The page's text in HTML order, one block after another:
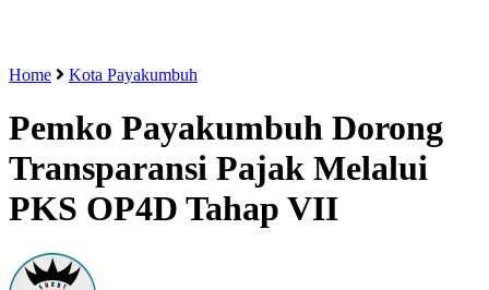
Home Kota Payakumbuh
Pemko Payakumbuh Dorong
Transparansi Pajak Melalui
PKS OP4D Tahap VII